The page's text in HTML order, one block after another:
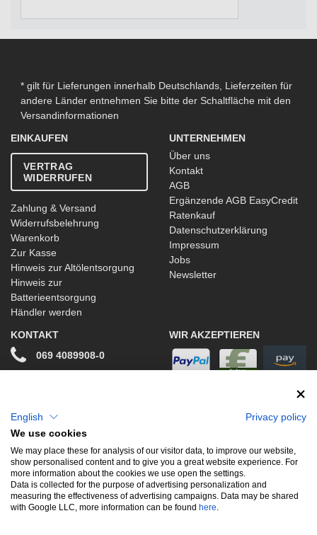
* gilt für Lieferungen innerhalb Deutschlands, Lieferzeiten für
andere Länder entnehmen Sie bitte der Schaltfläche mit den
Versandinformationen
EINKAUFEN
VERTRAG
WIDERRUFEN
Zahlung & Versand
Widerrufsbelehrung
Warenkorb
Zur Kasse
Hinweis zur Altölentsorgung
Hinweis zur
Batterieentsorgung
Händler werden
UNTERNEHMEN
Über uns
Kontakt
AGB
Ergänzende AGB EasyCredit
Ratenkauf
Datenschutzerklärung
Impressum
Jobs
Newsletter
KONTAKT
069 4089908-0
Facebook
Instagram
WIR AKZEPTIEREN
English
Privacy policy
We use cookies
We may place these for analysis of our visitor data, to improve our website,
show personalised content and to give you a great website experience. For
more information about the cookies we use open the settings.
Data is collected for the purpose of advertising personalization and
measuring the effectiveness of advertising campaigns. Data may be shared
with Google LLC, more information can be found here.